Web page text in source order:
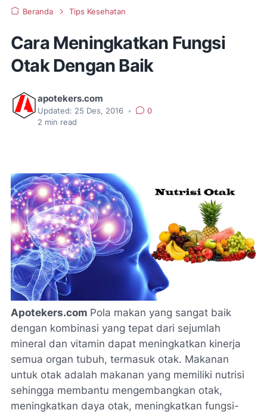
Beranda Tips Kesehatan
Cara Meningkatkan Fungsi
Otak Dengan Baik
apotekers.com
Updated: 25 Des, 2016 •
0
2 min read
Apotekers.com Pola makan yang sangat baik
dengan kombinasi yang tepat dari sejumlah
mineral dan vitamin dapat meningkatkan kinerja
semua organ tubuh, termasuk otak. Makanan
untuk otak adalah makanan yang memiliki nutrisi
sehingga membantu mengembangkan otak,
meningkatkan daya otak, meningkatkan fungsi-